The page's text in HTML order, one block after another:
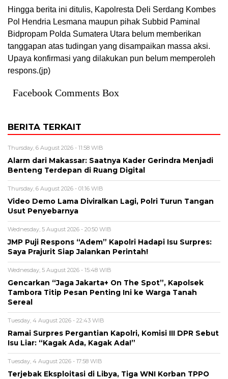
Hingga berita ini ditulis, Kapolresta Deli Serdang Kombes
Pol Hendria Lesmana maupun pihak Subbid Paminal
Bidpropam Polda Sumatera Utara belum memberikan
tanggapan atas tudingan yang disampaikan massa aksi.
Upaya konfirmasi yang dilakukan pun belum memperoleh
respons.(jp)
Facebook Comments Box
BERITA TERKAIT
Thursday, 6 August 2026 - 11:58 WIB
Alarm dari Makassar: Saatnya Kader Gerindra Menjadi
Benteng Terdepan di Ruang Digital
Thursday, 6 August 2026 - 01:16 WIB
Video Demo Lama Diviralkan Lagi, Polri Turun Tangan
Usut Penyebarnya
Wednesday, 5 August 2026 - 20:50 WIB
JMP Puji Respons “Adem” Kapolri Hadapi Isu Surpres:
Saya Prajurit Siap Jalankan Perintah!
Wednesday, 5 August 2026 - 15:48 WIB
Gencarkan “Jaga Jakarta+ On The Spot”, Kapolsek
Tambora Titip Pesan Penting Ini ke Warga Tanah
Sereal
Tuesday, 4 August 2026 - 22:43 WIB
Ramai Surpres Pergantian Kapolri, Komisi III DPR Sebut
Isu Liar: “Kagak Ada, Kagak Ada!”
Tuesday, 4 August 2026 - 17:58 WIB
Terjebak Eksploitasi di Libya, Tiga WNI Korban TPPO